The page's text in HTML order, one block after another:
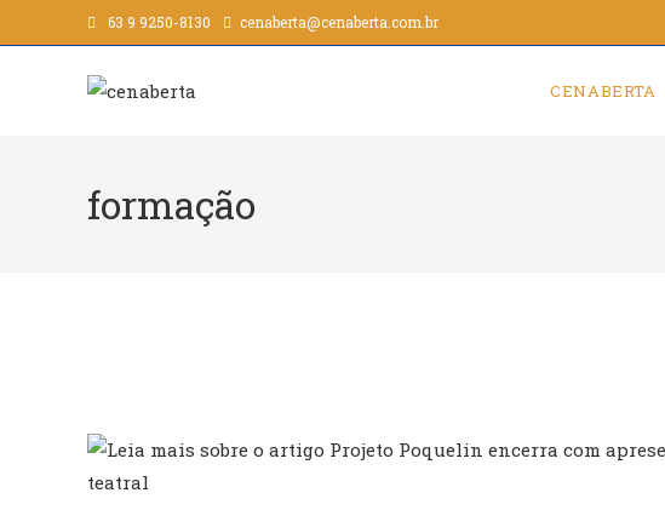
63 9 9250-8130 cenaberta@cenaberta.com.br
CENABERTA
formação